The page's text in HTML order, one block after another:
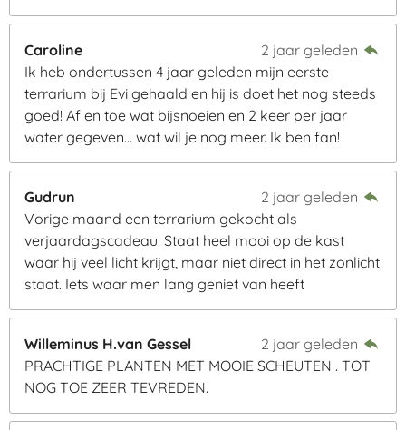
Caroline
2 jaar geleden
Ik heb ondertussen 4 jaar geleden mijn eerste
terrarium bij Evi gehaald en hij is doet het nog steeds
goed! Af en toe wat bijsnoeien en 2 keer per jaar
water gegeven... wat wil je nog meer. Ik ben fan!
Gudrun
2 jaar geleden
Vorige maand een terrarium gekocht als
verjaardagscadeau. Staat heel mooi op de kast
waar hij veel licht krijgt, maar niet direct in het zonlicht
staat. Iets waar men lang geniet van heeft
Willeminus H.van Gessel
2 jaar geleden
PRACHTIGE PLANTEN MET MOOIE SCHEUTEN . TOT
NOG TOE ZEER TEVREDEN.